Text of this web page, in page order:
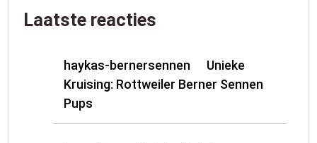
Laatste reacties
haykas-bernersennen
Unieke
Kruising: Rottweiler Berner Sennen
Pups